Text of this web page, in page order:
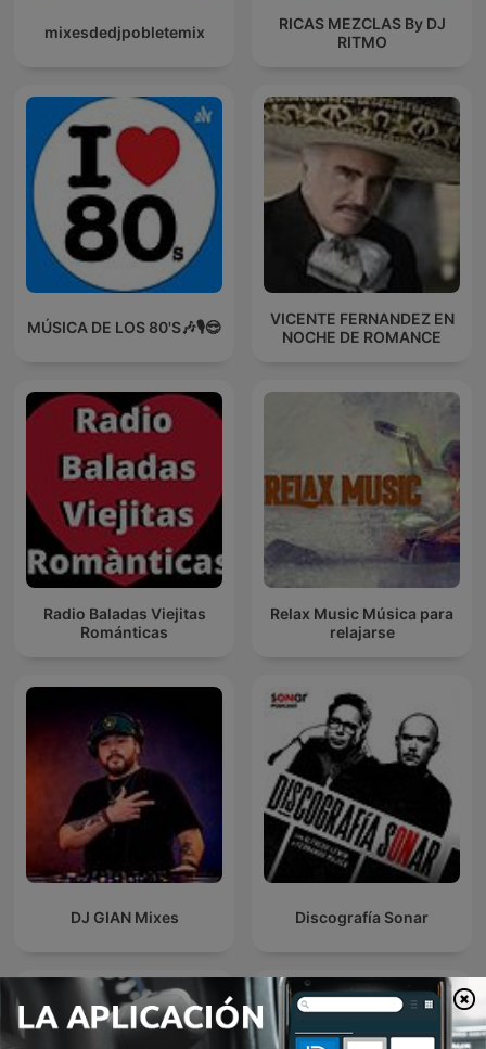
mixesdedjpobletemix
RICAS MEZCLAS By DJ
RITMO
MÚSICA DE LOS 80'S🎶🎙️😎
VICENTE FERNANDEZ EN
NOCHE DE ROMANCE
Radio Baladas Viejitas
Románticas
Relax Music Música para
relajarse
DJ GIAN Mixes Discografía Sonar